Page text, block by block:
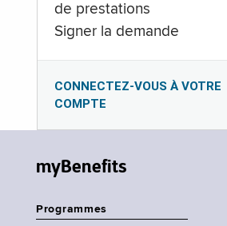
de prestations
Signer la demande
CONNECTEZ-VOUS À VOTRE
COMPTE
myBenefits
Programmes